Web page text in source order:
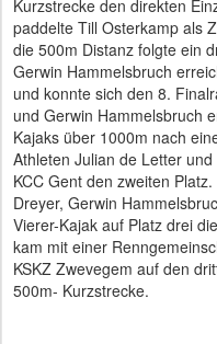
Kurzstrecke den direkten
paddelte Till Osterkamp als
die 500m Distanz folgte ein
Gerwin Hammelsbruch
und konnte sich den 8.
und Gerwin Hammelsbruch
Kajaks über 1000m nach
Athleten Julian de Letter
KCC Gent den zweiten
Dreyer, Gerwin
Vierer-Kajak auf Platz drei
kam mit einer
KSKZ Zwevegem auf den
500m- Kurzstrecke.